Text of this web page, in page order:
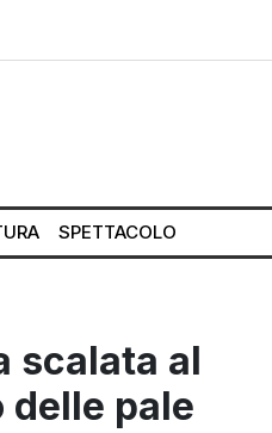
SPETTACOLO
scalata al
pale